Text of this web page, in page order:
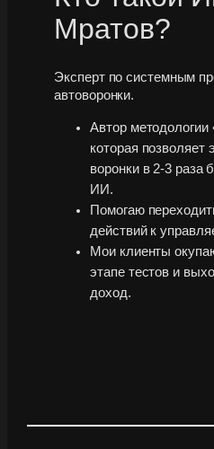
Мратов?
Эксперт по системным
автоворонки.
Автор
которая позволяет
воронки в 2-3
ИИ.
Помогаю
действий к
Мои клиенты
этапе тестов и
доход.